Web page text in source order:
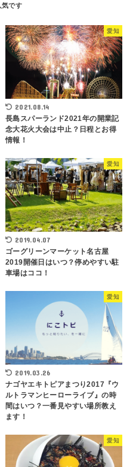
愛知
2021.08.14
長島スパーランド2021年の開業記
念大花火大会は中止？日程とお得
情報！
愛知
2019.04.07
ゴーグリーンマーケット名古屋
2019開催日はいつ？停めやすい駐
車場はココ！
愛知
2019.03.26
ナゴヤエキトピアまつり2017『ウ
ルトラマンヒーローライブ』の時
間はいつ？一番見やすい場所教え
ます！
愛知